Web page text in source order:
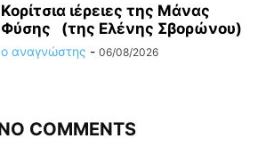
Κορίτσια ιέρειες της Μάνας
Φύσης (της Ελένης Σβορώνου)
ο αναγνώστης - 06/08/2026
COMMENTS